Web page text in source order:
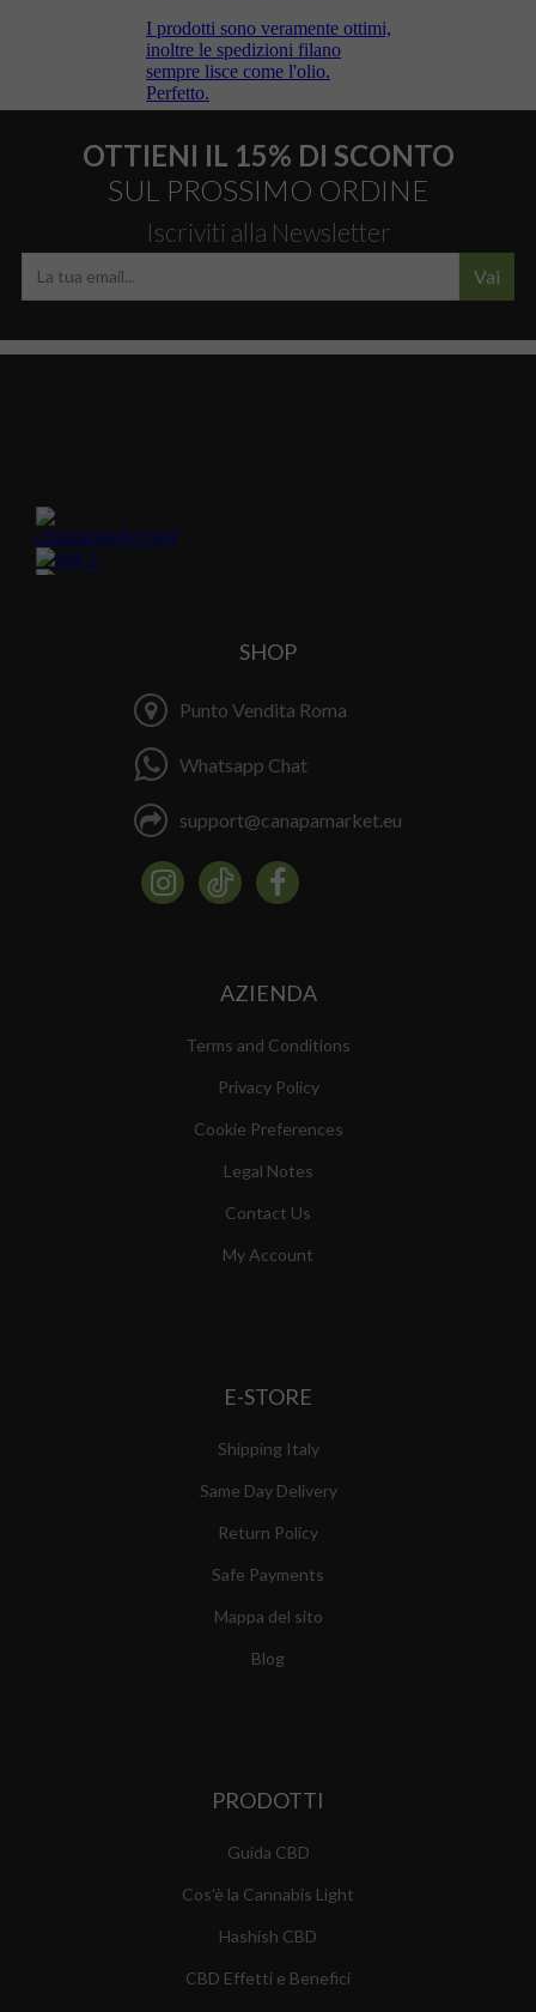
OTTIENI IL 15% DI SCONTO
SUL PROSSIMO ORDINE
Iscriviti alla Newsletter
Vai
SHOP
Punto Vendita Roma
Whatsapp Chat
support@canapamarket.eu
AZIENDA
Terms and Conditions
Privacy Policy
Cookie Preferences
Legal Notes
Contact Us
My Account
E-STORE
Shipping Italy
Same Day Delivery
Return Policy
Safe Payments
Mappa del sito
Blog
PRODOTTI
Guida CBD
Cos'è la Cannabis Light
Hashish CBD
CBD Effetti e Benefici